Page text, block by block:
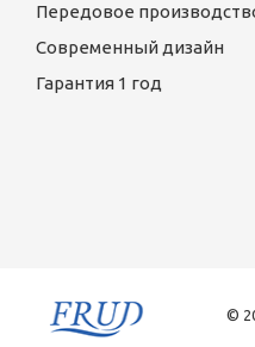
Передовое
Современный дизайн
Гарантия 1 год
©